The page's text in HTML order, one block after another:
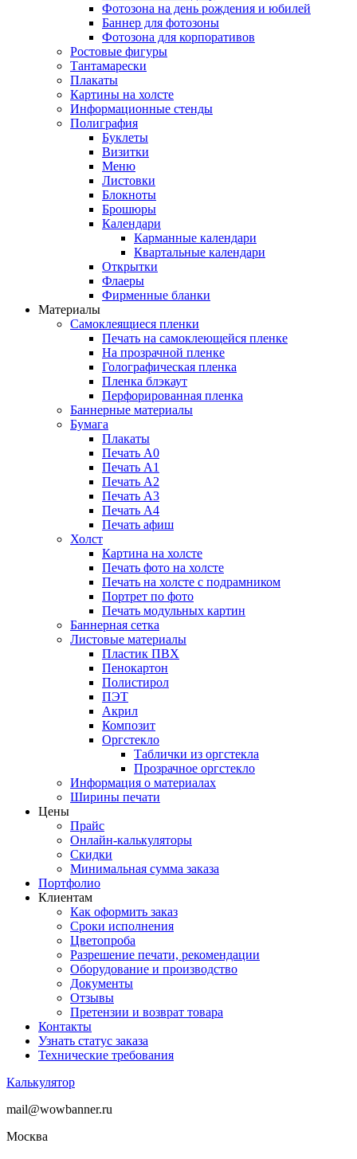
Фотозона на день рождения и юбилей
Баннер для фотозоны
Фотозона для корпоративов
Ростовые фигуры
Тантамарески
Плакаты
Картины на холсте
Информационные стенды
Полиграфия
Буклеты
Визитки
Меню
Листовки
Блокноты
Брошюры
Календари
Карманные календари
Квартальные календари
Открытки
Флаеры
Фирменные бланки
Материалы
Самоклеящиеся пленки
Печать на самоклеющейся пленке
На прозрачной пленке
Голографическая пленка
Пленка блэкаут
Перфорированная пленка
Баннерные материалы
Бумага
Плакаты
Печать А0
Печать А1
Печать А2
Печать А3
Печать А4
Печать афиш
Холст
Картина на холсте
Печать фото на холсте
Печать на холсте с подрамником
Портрет по фото
Печать модульных картин
Баннерная сетка
Листовые материалы
Пластик ПВХ
Пенокартон
Полистирол
ПЭТ
Акрил
Композит
Оргстекло
Таблички из оргстекла
Прозрачное оргстекло
Информация о материалах
Ширины печати
Цены
Прайс
Онлайн-калькуляторы
Скидки
Минимальная сумма заказа
Портфолио
Клиентам
Как оформить заказ
Сроки исполнения
Цветопроба
Разрешение печати, рекомендации
Оборудование и производство
Документы
Отзывы
Претензии и возврат товара
Контакты
Узнать статус заказа
Технические требования
Калькулятор
mail@wowbanner.ru
Москва